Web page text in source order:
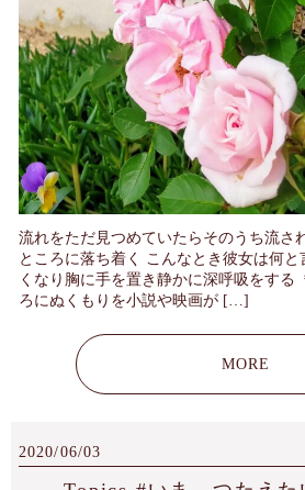
流れをただ見つめていたらそのうち流さ
ところに落ち着く こんなとき彼女は何
くなり胸に手を置き静かに深呼吸をす
ろにぬくもりを小説や映画が […]
MORE
2020/06/03